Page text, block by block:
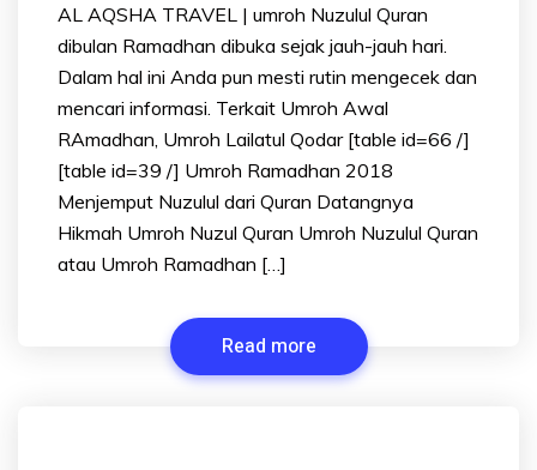
AL AQSHA TRAVEL | umroh Nuzulul Quran
dibulan Ramadhan dibuka sejak jauh-jauh hari.
Dalam hal ini Anda pun mesti rutin mengecek dan
mencari informasi. Terkait Umroh Awal
RAmadhan, Umroh Lailatul Qodar [table id=66 /]
[table id=39 /] Umroh Ramadhan 2018
Menjemput Nuzulul dari Quran Datangnya
Hikmah Umroh Nuzul Quran Umroh Nuzulul Quran
atau Umroh Ramadhan […]
Read more